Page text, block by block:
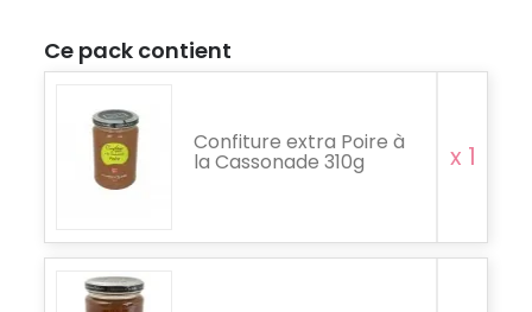
Ce pack contient
Confiture extra Poire à
la Cassonade 310g x 1